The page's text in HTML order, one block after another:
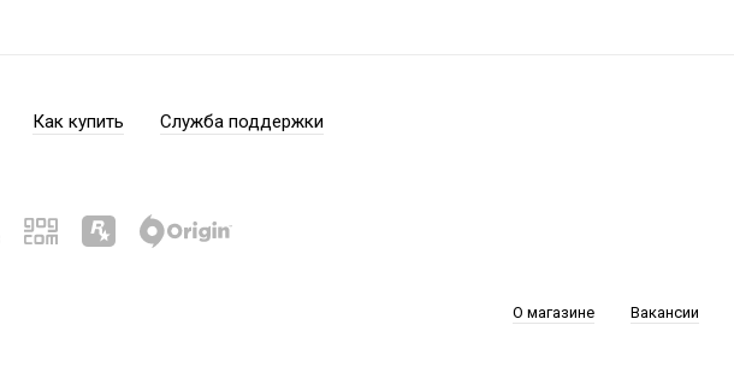
Как купить Служба поддержки
О магазине Вакансии